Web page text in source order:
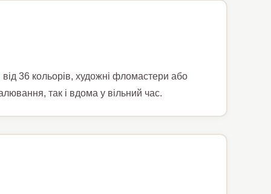
36 кольорів, художні фломастери або
так і вдома у вільний час.